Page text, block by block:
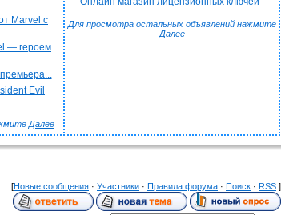
Marvel с
— героем
Evil
Далее
Для просмотра остальных объявлений нажмите
Далее
[Новые сообщения · Участники · Правила форума · Поиск · RSS ]